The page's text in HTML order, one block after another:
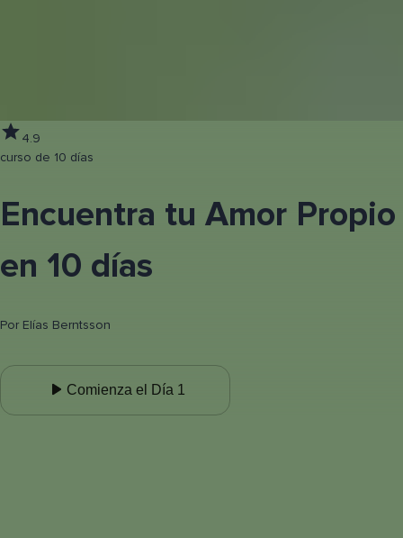
4.9
curso de 10 días
Encuentra tu Amor Propio
en 10 días
Por Elías Berntsson
Comienza el Día 1